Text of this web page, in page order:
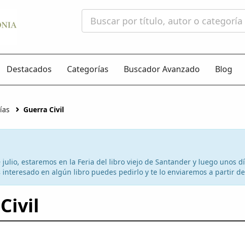
Destacados Categorías Buscador Avanzado Blog
Guerra Civil
estaremos en la Feria del libro viejo de Santander y luego unos
interesado en algún libro puedes pedirlo y te lo enviaremos a partir